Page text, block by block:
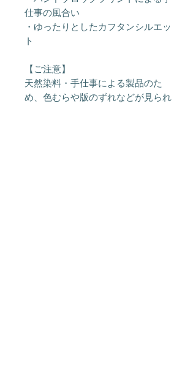
仕事の風合い
・ゆったりとしたカフタンシルエッ
ト
【ご注意】
天然染料・手仕事による製品のた
め、色むらや版のずれなどが見られ